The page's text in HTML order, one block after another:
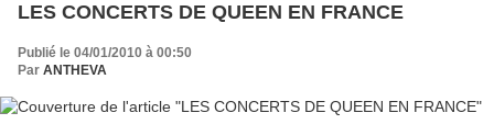
LES CONCERTS DE QUEEN EN FRANCE
Publié le 04/01/2010 à 00:50
Par ANTHEVA